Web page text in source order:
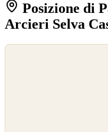
Posizione di
Arcieri Selva